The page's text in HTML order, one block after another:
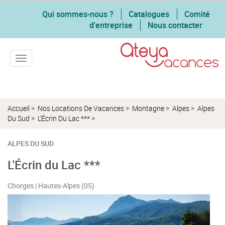
Qui sommes-nous ? Catalogues
Comité
d'entreprise
Nous contacter
Toggle navigation
Accueil > Nos Locations De Vacances> Montagne> Alpes> Alpes
Du Sud > L'Écrin Du Lac ***>
ALPES DU SUD
L'Écrin du Lac ***
Chorges | Hautes-Alpes (05)